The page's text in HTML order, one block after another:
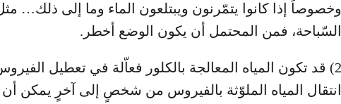
وخصوصاً إذا كانوا يتمّرنون ويبتلعون الماء وما إلى ذلك…
السّباحة، فمن المحتمل أن يكون الوضع أخطر.
2) قد تكون المياه المعالجة بالكلور فعاّلة في تعطيل
انتقال المياه الملوّثة بالفيروس من شخصٍ إلى آخرٍ يمكن